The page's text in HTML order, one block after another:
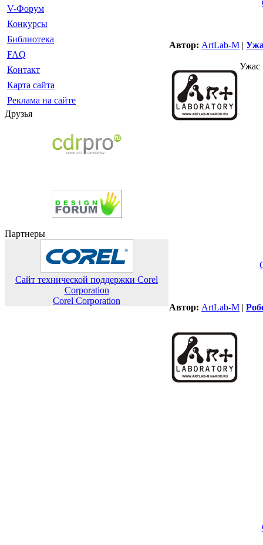
V-Форум
Конкурсы
Библиотека
FAQ
Контакт
Карта сайта
Реклама на сайте
Друзья
Партнеры
Сайт технической поддержки Corel
Corporation
Corel Corporation
Автор: ArtLab-M |
Ужас
Автор: ArtLab-M |